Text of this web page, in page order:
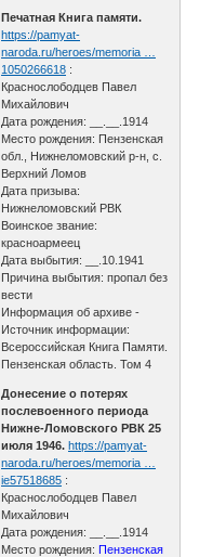
Печатная Книга памяти.
https://pamyat-
naroda.ru/heroes/memoria …
1050266618 :
Краснослободцев Павел
Михайлович
Дата рождения: __.__.1914
Место рождения: Пензенская
обл., Нижнеломовский р-н, с.
Верхний Ломов
Дата призыва:
Нижнеломовский РВК
Воинское звание:
красноармеец
Дата выбытия: __.10.1941
Причина выбытия: пропал без
вести
Информация об архиве -
Источник информации:
Всероссийская Книга Памяти.
Пензенская область. Том 4
Донесение о потерях
послевоенного периода
Нижне-Ломовского РВК 25
июля 1946. https://pamyat-
naroda.ru/heroes/memoria …
ie57518685 :
Краснослободцев Павел
Михайлович
Дата рождения: __.__.1914
Место рождения:Пензенская